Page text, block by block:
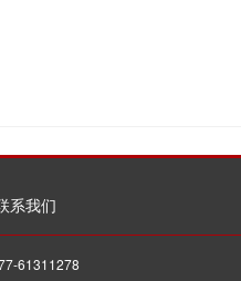
系我们
61311278